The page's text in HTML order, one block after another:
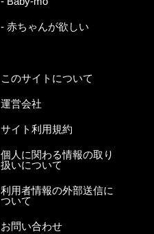
- 赤ちゃんが欲しい
このサイトについて
運営会社
サイト利用規約
個人に関わる情報の取り
扱いについて
利用者情報の外部送信に
ついて
お問い合わせ